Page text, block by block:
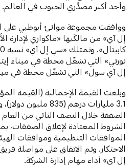
وأحد أكبر مصدِّري الحبوب في العالم.
ووافقت مجموعة موانئ أبوظبي على
إل آي سول» التي تشغّل محطة في
وبلغت القيمة الإجمالية (القيمة
3.1 مليارات درهم (835
الصفقة خلال النصف الثاني من العام
الشروط المعتادة لإغلاق الصفقات،
الموافقات التنظيمية وموافقات
الاحتكار. وتم الاتفاق على مواصلة
إل آي» أداء مهام إدارة الشركة.